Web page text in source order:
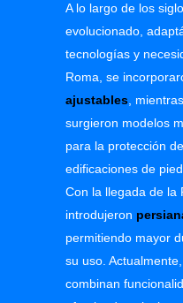
A lo largo de los
evolucionado,
tecnologías y
Roma, se
ajustables,
surgieron modelos
para la protección
edificaciones de
Con la llegada de la
introdujeron
permitiendo mayor
su uso.
combinan